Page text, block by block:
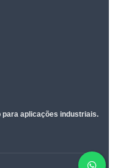
aplicações industriais.